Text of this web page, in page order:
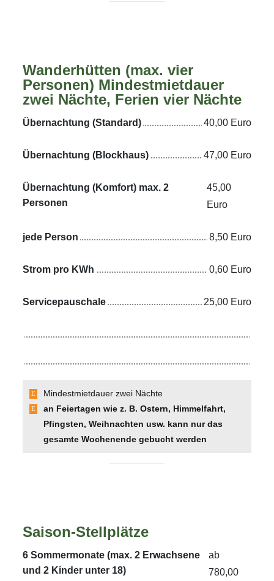
Wanderhütten (max. vier
Personen) Mindestmietdauer
zwei Nächte, Ferien vier Nächte
Übernachtung (Standard) 40,00 Euro
Übernachtung (Blockhaus) 47,00 Euro
Übernachtung (Komfort) max. 2
Personen
45,00
Euro
jede Person 8,50 Euro
Strom pro KWh 0,60 Euro
Servicepauschale 25,00 Euro
Mindestmietdauer zwei Nächte
an Feiertagen wie z. B. Ostern, Himmelfahrt,
Pfingsten, Weihnachten usw. kann nur das
gesamte Wochenende gebucht werden
Saison-Stellplätze
6 Sommermonate (max. 2 Erwachsene
und 2 Kinder unter 18)
ab
780,00